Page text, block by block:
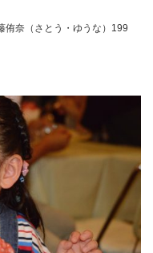
侑奈（さとう・ゆうな）199